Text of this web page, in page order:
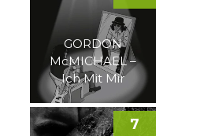
GORDON
McMICHAEL –
Ich Mit Mir
7